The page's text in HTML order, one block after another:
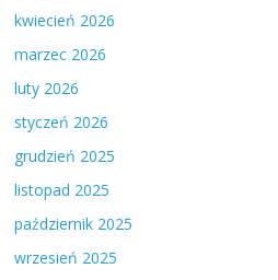
kwiecień 2026
marzec 2026
luty 2026
styczeń 2026
grudzień 2025
listopad 2025
październik 2025
wrzesień 2025